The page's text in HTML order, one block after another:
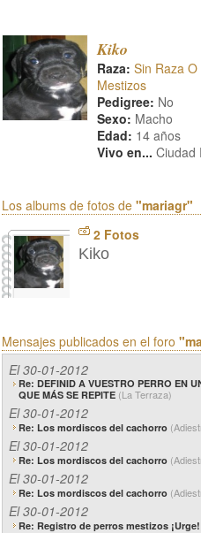
Kiko
Raza: Sin Raza O
Mestizos
Pedigree: No
Sexo: Macho
Edad: 14 años
Vivo en... Ciudad
Los albums de fotos de "mariagr"
2 Fotos
Kiko
Mensajes publicados en el foro
El 30-01-2012
Re: DEFINID A VUESTRO PERRO EN
QUE MÁS SE REPITE (La Terraza)
El 30-01-2012
Re: Los mordiscos del cachorro
El 30-01-2012
Re: Los mordiscos del cachorro
El 30-01-2012
Re: Los mordiscos del cachorro
El 30-01-2012
Re: Registro de perros mestizos ¡Urge!